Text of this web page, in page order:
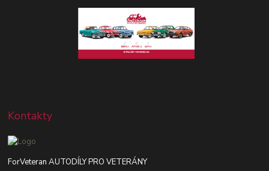
Kontakty
ForVeteran AUTODÍLY PRO VETERÁNY